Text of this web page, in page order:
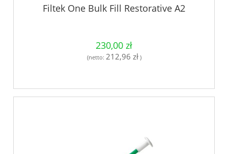
Filtek One Bulk Fill Restorative A2
230,00 zł
(netto: 212,96 zł)